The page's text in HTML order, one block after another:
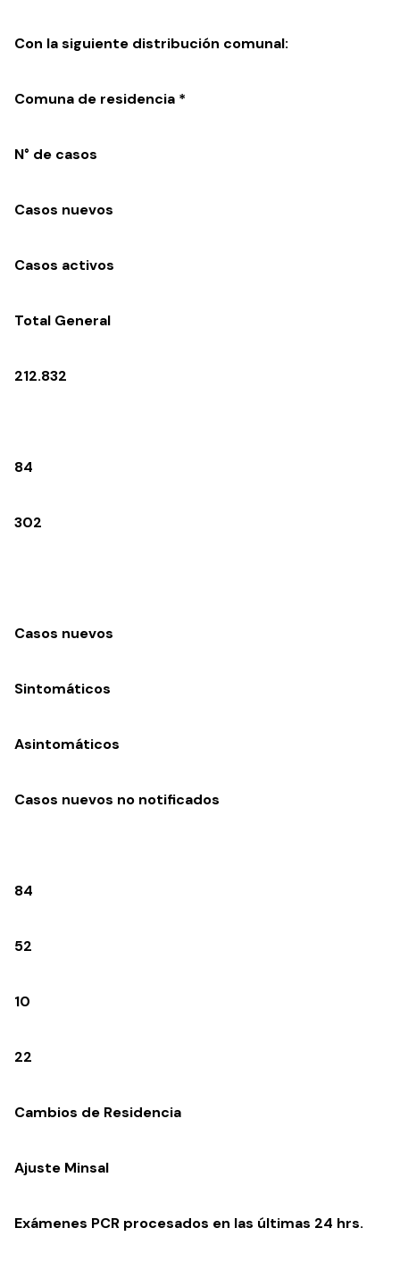
Con la siguiente distribución comunal:
Comuna de residencia *
N° de casos
Casos nuevos
Casos activos
Total General
212.832
84
302
Casos nuevos
Sintomáticos
Asintomáticos
Casos nuevos no notificados
84
52
10
22
Cambios de Residencia
Ajuste Minsal
Exámenes PCR procesados en las últimas 24 hrs.